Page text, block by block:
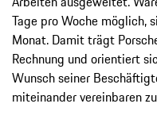
Tage pro Woche möglich,
Monat. Damit trägt
Rechnung und orientiert
Wunsch seiner
miteinander vereinbaren